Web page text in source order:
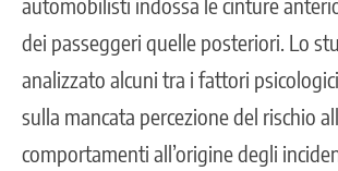
dei passeggeri quelle posteriori. Lo
analizzato alcuni tra i fattori
sulla mancata percezione del rischio
comportamenti all’origine degli